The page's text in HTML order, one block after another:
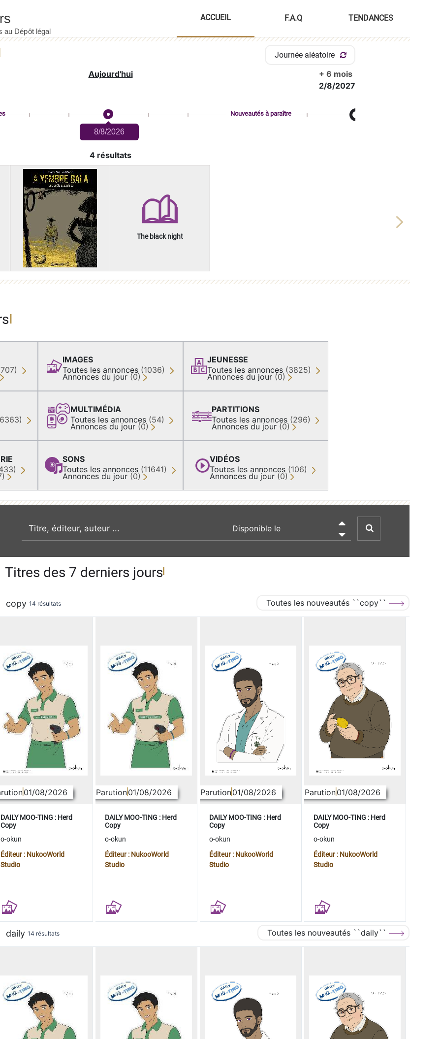
ACCUEIL F.A.Q TENDANCES
Journée aléatoire
Aujourd'hui
+ 6 mois
2/8/2027
8/8/2026
Nouveautés à paraître
4 résultats
The black night
Next
IMAGES
Toutes les annonces (1036)
Annonces du jour (0)
MULTIMÉDIA
Toutes les annonces (54)
Annonces du jour (0)
SONS
Toutes les annonces (11641)
Annonces du jour (0)
JEUNESSE
Toutes les annonces (3825)
Annonces du jour (0)
PARTITIONS
Toutes les annonces (296)
Annonces du jour (0)
VIDÉOS
Toutes les annonces (106)
Annonces du jour (0)
recherche par mot clé

Titres des 7 derniers jours
copy 14 résultats Toutes les nouveautés ``copy``
01/08/2026
DAILY MOO-TING : Herd
Copy
o-okun
Éditeur : NukooWorld
Studio
Parution01/08/2026
DAILY MOO-TING : Herd
Copy
o-okun
Éditeur : NukooWorld
Studio
Parution01/08/2026
DAILY MOO-TING : Herd
Copy
o-okun
Éditeur : NukooWorld
Studio
Parution01/08/2026
DAILY MOO-TING : Herd
Copy
o-okun
Éditeur : NukooWorld
Studio
daily 14 résultats Toutes les nouveautés ``daily``